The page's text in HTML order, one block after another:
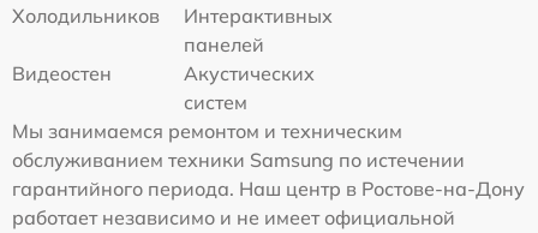
Холодильников
Интерактивных
панелей
Видеостен
Акустических
систем
Мы занимаемся ремонтом и техническим
обслуживанием техники Samsung по истечении
гарантийного периода. Наш центр в Ростове-на-Дону
работает независимо и не имеет официальной